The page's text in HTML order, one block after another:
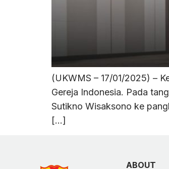
(UKWMS – 17/01/2025) –
Gereja Indonesia. Pada
Sutikno Wisaksono ke
[…]
ABOUT